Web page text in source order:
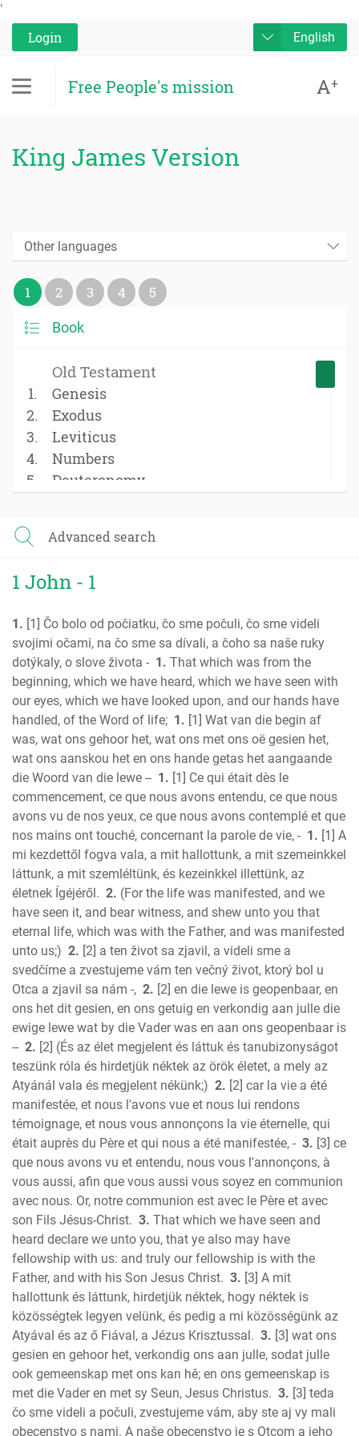
'
Login
English
Free People's mission A+
King James Version
Other languages
1 2 3 4 5
Book
Old Testament
Genesis
Exodus
Leviticus
Numbers
Deuteronomy
Ruth
2 Samuel
2 Kings
1 Chronicles
2 Chronicles
Ezra
Nehemiah
Esther
Job
Psalms
Proverbs
Ecclesiastes
S of Solomon
Isaiah
Jeremiah
Lamentations
Ezekiel
Daniel
Hosea
Joel
Amos
Obadiah
Jonah
Micah
Nahum
Habakkuk
Zephaniah
Haggai
Zechariah
New Testament
Malachi
Matthew
Mark
Luke
John
Acts
Romans
1 Corinthians
2 Corinthians
Advanced search
1 John - 1
1. [1] Čo bolo od počiatku, čo sme počuli, čo sme videli
svojimi očami, na čo sme sa dívali, a čoho sa naše ruky
dotýkaly, o slove života - 1. That which was from the
beginning, which we have heard, which we have seen with
our eyes, which we have looked upon, and our hands have
handled, of the Word of life; 1. [1] Wat van die begin af
was, wat ons gehoor het, wat ons met ons oë gesien het,
wat ons aanskou het en ons hande getas het aangaande
die Woord van die lewe -- 1. [1] Ce qui était dès le
commencement, ce que nous avons entendu, ce que nous
avons vu de nos yeux, ce que nous avons contemplé et que
nos mains ont touché, concernant la parole de vie, - 1. [1] A
mi kezdettől fogva vala, a mit hallottunk, a mit szemeinkkel
láttunk, a mit szemléltünk, és kezeinkkel illettünk, az
életnek Ígéjéről. 2. (For the life was manifested, and we
have seen it, and bear witness, and shew unto you that
eternal life, which was with the Father, and was manifested
unto us;) 2. [2] a ten život sa zjavil, a videli sme a
svedčíme a zvestujeme vám ten večný život, ktorý bol u
Otca a zjavil sa nám -, 2. [2] en die lewe is geopenbaar, en
ons het dit gesien, en ons getuig en verkondig aan julle die
ewige lewe wat by die Vader was en aan ons geopenbaar is
-- 2. [2] (És az élet megjelent és láttuk és tanubizonyságot
teszünk róla és hirdetjük néktek az örök életet, a mely az
Atyánál vala és megjelent nékünk;) 2. [2] car la vie a été
manifestée, et nous l'avons vue et nous lui rendons
témoignage, et nous vous annonçons la vie éternelle, qui
était auprès du Père et qui nous a été manifestée, - 3. [3] ce
que nous avons vu et entendu, nous vous l'annonçons, à
vous aussi, afin que vous aussi vous soyez en communion
avec nous. Or, notre communion est avec le Père et avec
son Fils Jésus-Christ. 3. That which we have seen and
heard declare we unto you, that ye also may have
fellowship with us: and truly our fellowship is with the
Father, and with his Son Jesus Christ. 3. [3] A mit
hallottunk és láttunk, hirdetjük néktek, hogy néktek is
közösségtek legyen velünk, és pedig a mi közösségünk az
Atyával és az ő Fiával, a Jézus Krisztussal. 3. [3] wat ons
gesien en gehoor het, verkondig ons aan julle, sodat julle
ook gemeenskap met ons kan hê; en ons gemeenskap is
met die Vader en met sy Seun, Jesus Christus. 3. [3] teda
čo sme videli a počuli, zvestujeme vám, aby ste aj vy mali
obecenstvo s nami. A naše obecenstvo je s Otcom a jeho